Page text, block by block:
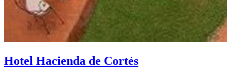
Hotel Hacienda de Cortés